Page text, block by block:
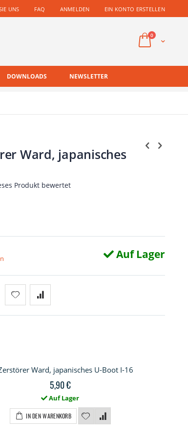
UNS FAQ ANMELDEN EIN KONTO ERSTELLEN
Cart
0Artikel
DOWNLOADS NEWSLETTER
japanisches U-Boot I-16
Ward, japanisches
Produkt bewertet
Auf Lager
Ward, japanisches U-Boot I-16
5,90 €
Auf Lager
IN DEN WARENKORB